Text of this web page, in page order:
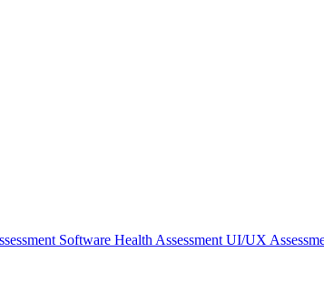
Software Health Assessment UI/UX